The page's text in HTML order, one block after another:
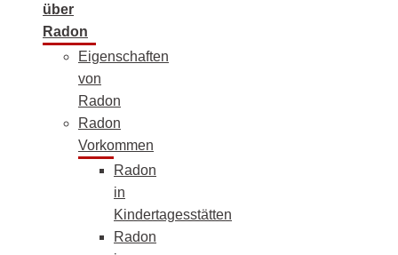
über
Radon
Eigenschaften
von
Radon
Radon
Vorkommen
Radon
in
Kindertagesstätten
Radon